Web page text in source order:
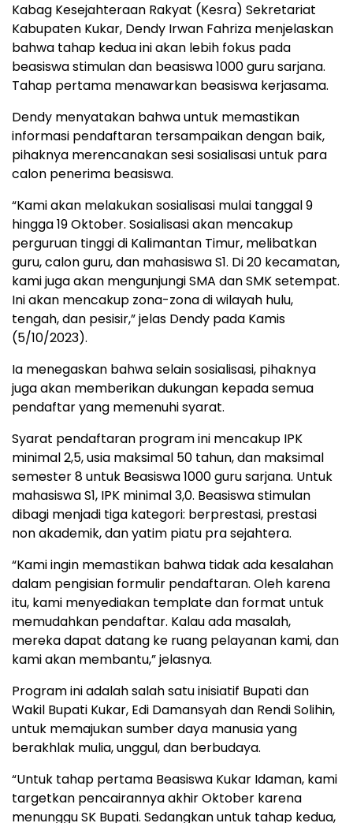
Kabag Kesejahteraan Rakyat (Kesra) Sekretariat
Kabupaten Kukar, Dendy Irwan Fahriza menjelaskan
bahwa tahap kedua ini akan lebih fokus pada
beasiswa stimulan dan beasiswa 1000 guru sarjana.
Tahap pertama menawarkan beasiswa kerjasama.
Dendy menyatakan bahwa untuk memastikan
informasi pendaftaran tersampaikan dengan baik,
pihaknya merencanakan sesi sosialisasi untuk para
calon penerima beasiswa.
“Kami akan melakukan sosialisasi mulai tanggal 9
hingga 19 Oktober. Sosialisasi akan mencakup
perguruan tinggi di Kalimantan Timur, melibatkan
guru, calon guru, dan mahasiswa S1. Di 20 kecamatan,
kami juga akan mengunjungi SMA dan SMK setempat.
Ini akan mencakup zona-zona di wilayah hulu,
tengah, dan pesisir,” jelas Dendy pada Kamis
(5/10/2023).
Ia menegaskan bahwa selain sosialisasi, pihaknya
juga akan memberikan dukungan kepada semua
pendaftar yang memenuhi syarat.
Syarat pendaftaran program ini mencakup IPK
minimal 2,5, usia maksimal 50 tahun, dan maksimal
semester 8 untuk Beasiswa 1000 guru sarjana. Untuk
mahasiswa S1, IPK minimal 3,0. Beasiswa stimulan
dibagi menjadi tiga kategori: berprestasi, prestasi
non akademik, dan yatim piatu pra sejahtera.
“Kami ingin memastikan bahwa tidak ada kesalahan
dalam pengisian formulir pendaftaran. Oleh karena
itu, kami menyediakan template dan format untuk
memudahkan pendaftar. Kalau ada masalah,
mereka dapat datang ke ruang pelayanan kami, dan
kami akan membantu,” jelasnya.
Program ini adalah salah satu inisiatif Bupati dan
Wakil Bupati Kukar, Edi Damansyah dan Rendi Solihin,
untuk memajukan sumber daya manusia yang
berakhlak mulia, unggul, dan berbudaya.
“Untuk tahap pertama Beasiswa Kukar Idaman, kami
targetkan pencairannya akhir Oktober karena
menunggu SK Bupati. Sedangkan untuk tahap kedua,